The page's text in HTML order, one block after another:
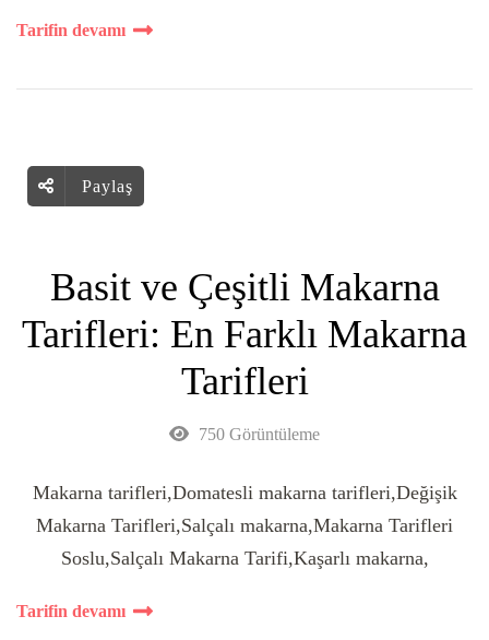
Tarifin devamı
Paylaş
Basit ve Çeşitli Makarna
Tarifleri: En Farklı Makarna
Tarifleri
750 Görüntüleme
Makarna tarifleri,Domatesli makarna tarifleri,Değişik
Makarna Tarifleri,Salçalı makarna,Makarna Tarifleri
Soslu,Salçalı Makarna Tarifi,Kaşarlı makarna,
Tarifin devamı